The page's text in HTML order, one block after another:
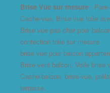
Brise Vue sur mesure :
Cache-vue, Brise vue toile
Brise vue pas cher pour
confection toile sur mesure
brise vue pour balcon
Brise vent balcon, Voile brise
Cache-balcon, brise-vue,
terrasse.